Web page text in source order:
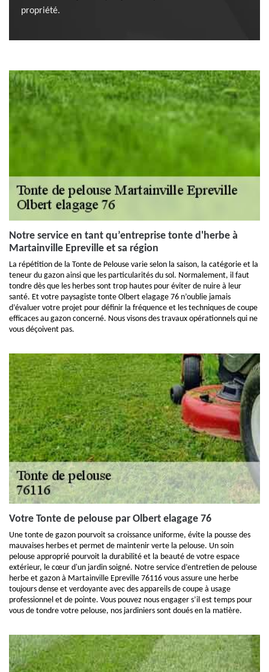
propriété.
Notre service en tant qu’entreprise tonte d'herbe à
Martainville Epreville et sa région
La répétition de la Tonte de Pelouse varie selon la saison, la catégorie et la
teneur du gazon ainsi que les particularités du sol. Normalement, il faut
tondre dès que les herbes sont trop hautes pour éviter de nuire à leur
santé. Et votre paysagiste tonte Olbert elagage 76 n’oublie jamais
d’évaluer votre projet pour définir la fréquence et les techniques de coupe
efficaces au gazon concerné. Nous visons des travaux opérationnels qui ne
vous déçoivent pas.
Votre Tonte de pelouse par Olbert elagage 76
Une tonte de gazon pourvoit sa croissance uniforme, évite la pousse des
mauvaises herbes et permet de maintenir verte la pelouse. Un soin
pelouse approprié pourvoit la durabilité et la beauté de votre espace
extérieur, le cœur d'un jardin soigné. Notre service d’entretien de pelouse
herbe et gazon à Martainville Epreville 76116 vous assure une herbe
toujours dense et verdoyante avec des appareils de coupe à usage
professionnel et de pointe. Vous pouvez nous engager s’il est temps pour
vous de tondre votre pelouse, nos jardiniers sont doués en la matière.